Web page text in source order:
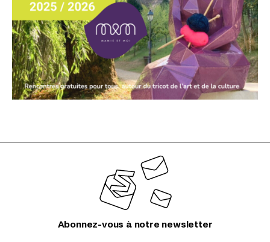
Abonnez-vous à notre newsletter